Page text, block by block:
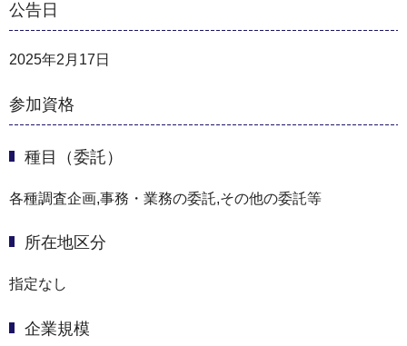
公告日
2025年2月17日
参加資格
種目（委託）
各種調査企画,事務・業務の委託,その他の委託等
所在地区分
指定なし
企業規模